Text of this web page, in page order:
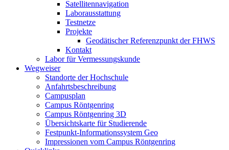
Satellitennavigation
Laborausstattung
Testnetze
Projekte
Geodätischer Referenzpunkt der FHWS
Kontakt
Labor für Vermessungskunde
Wegweiser
Standorte der Hochschule
Anfahrtsbeschreibung
Campusplan
Campus Röntgenring
Campus Röntgenring 3D
Übersichtskarte für Studierende
Festpunkt-Informationssystem Geo
Impressionen vom Campus Röntgenring